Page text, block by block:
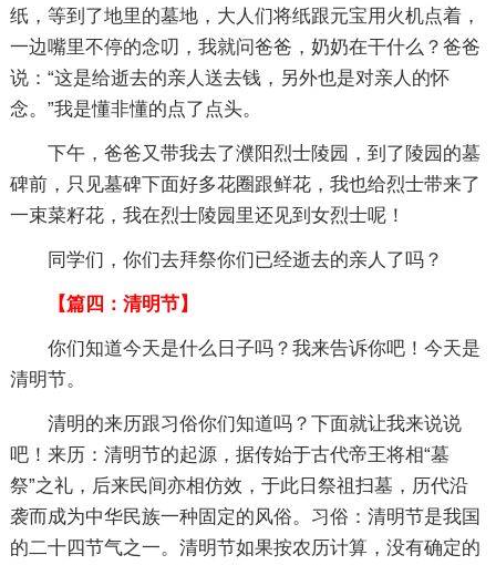
纸，等到了地里的墓地，大人们将纸跟元宝用火机点着，
一边嘴里不停的念叨，我就问爸爸，奶奶在干什么？爸爸
说：“这是给逝去的亲人送去钱，另外也是对亲人的怀
念。”我是懂非懂的点了点头。
下午，爸爸又带我去了濮阳烈士陵园，到了陵园的墓
碑前，只见墓碑下面好多花圈跟鲜花，我也给烈士带来了
一束菜籽花，我在烈士陵园里还见到女烈士呢！
同学们，你们去拜祭你们已经逝去的亲人了吗？
【篇四：清明节】
你们知道今天是什么日子吗？我来告诉你吧！今天是
清明节。
清明的来历跟习俗你们知道吗？下面就让我来说说
吧！来历：清明节的起源，据传始于古代帝王将相“墓
祭”之礼，后来民间亦相仿效，于此日祭祖扫墓，历代沿
袭而成为中华民族一种固定的风俗。习俗：清明节是我国
的二十四节气之一。清明节如果按农历计算，没有确定的